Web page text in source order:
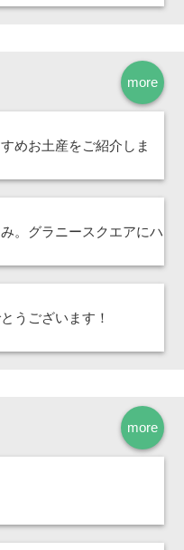
more
めお土産をご紹介しま
。グラニースクエアにハ
うございます！
more